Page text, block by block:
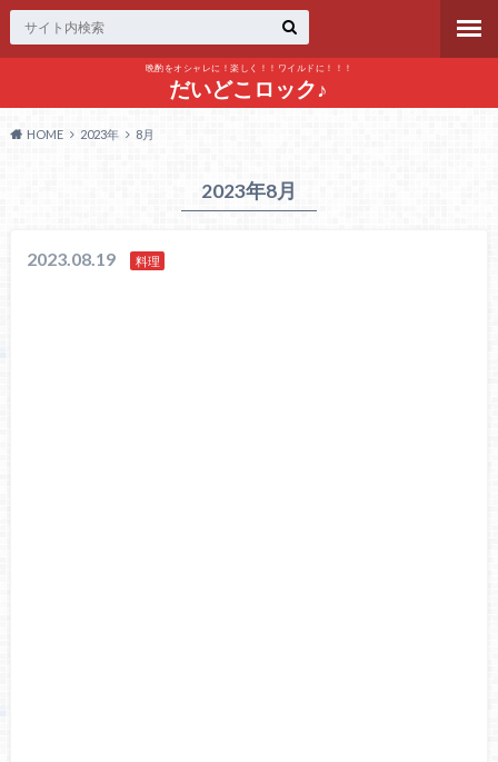
晩酌をオシャレに！楽しく！！ワイルドに！！！
だいどこロック♪
HOME 2023年 8月
2023年8月
2023.08.19 料理